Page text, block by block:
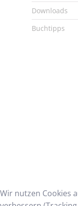
Downloads
Buchtipps
Wir nutzen Cookies